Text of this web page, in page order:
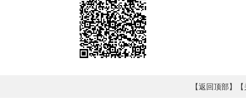
【返回顶部】